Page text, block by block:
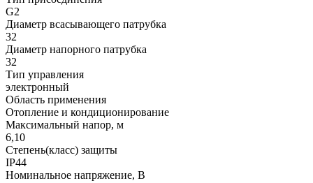
G2
Диаметр всасывающего патрубка
32
Диаметр напорного патрубка
32
Тип управления
электронный
Область применения
Отопление и кондиционирование
Максимальный напор, м
6,10
Степень(класс) защиты
IP44
Номинальное напряжение, В